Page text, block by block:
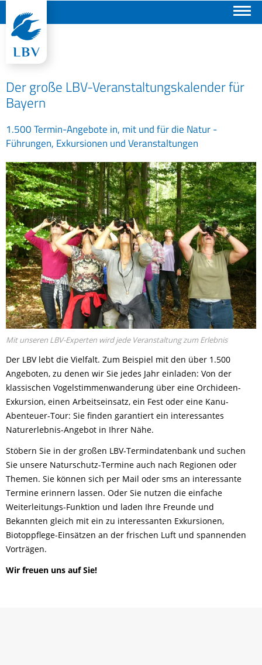
Der große LBV-Veranstaltungskalender für
Bayern
1.500 Termin-Angebote in, mit und für die Natur -
Führungen, Exkursionen und Veranstaltungen
Mit unseren LBV-Experten wird jede Veranstaltung zum Erlebnis
Der LBV lebt die Vielfalt. Zum Beispiel mit den über 1.500
Angeboten, zu denen wir Sie jedes Jahr einladen: Von der
klassischen Vogelstimmenwanderung über eine Orchideen-
Exkursion, einen Arbeitseinsatz, ein Fest oder eine Kanu-
Abenteuer-Tour: Sie finden garantiert ein interessantes
Naturerlebnis-Angebot in Ihrer Nähe.
Stöbern Sie in der großen LBV-Termindatenbank und suchen
Sie unsere Naturschutz-Termine auch nach Regionen oder
Themen. Sie können sich per Mail oder sms an interessante
Termine erinnern lassen. Oder Sie nutzen die einfache
Weiterleitungs-Funktion und laden Ihre Freunde und
Bekannten gleich mit ein zu interessanten Exkursionen,
Biotoppflege-Einsätzen an der frischen Luft und spannenden
Vorträgen.
Wir freuen uns auf Sie!